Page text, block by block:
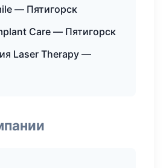
— Пятигорск
Care — Пятигорск
Laser Therapy —